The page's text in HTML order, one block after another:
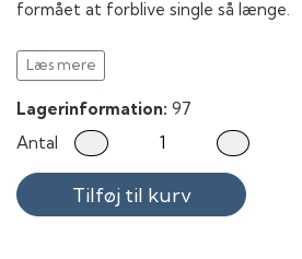
formået at forblive single så længe.
Læs mere
Lagerinformation: 97
Antal
Tilføj til kurv